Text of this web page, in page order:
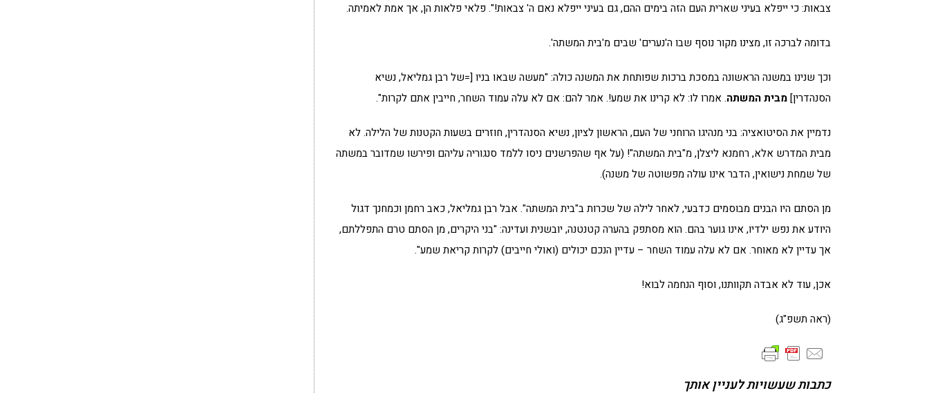
צבאות: כי ייפלא בעיני שארית העם הזה בימים ההם, גם בעיני ייפלא נאם ה' צבאות!". פלאי פלאות הן, אך אמת לאמיתה.
בדומה לברכה זו, מצינו מקור נוסף שבו ה'נערים' שבים מ'בית המשתה'.
וכך שנינו במשנה הראשונה במסכת ברכות שפותחת את המשנה כולה: "מעשה שבאו בניו [=של רבן גמליאל, נשיא
הסנהדרין]מבית המשתה. אמרו לו: לא קרינו את שמע!. אמר להם: אם לא עלה עמוד השחר, חייבין אתם לקרות".
נדמיין את הסיטואציה: בני מנהיגו הרוחני של העם, הראשון לציון, נשיא הסנהדרין, חוזרים בשעות הקטנות של הלילה. לא
מבית המדרש אלא, רחמנא ליצלן, מ"בית המשתה"! (על אף שהפרשנים ניסו ללמד סנגוריה עליהם ופירשו שמדובר במשתה
של שמחת נישואין, הדבר אינו עולה מפשוטה של משנה).
מן הסתם היו הבנים מבוסמים כדבעי, לאחר לילה של שכרות ב"בית המשתה". אבל רבן גמליאל, כאב רחמן וכמחנך דגול
היודע את נפש ילדיו, אינו גוער בהם. הוא מסתפק בהערה קטנטנה, יובשנית ועדינה: "בני היקרים, מן הסתם טרם התפללתם,
אך עדיין לא מאוחר. אם לא עלה עמוד השחר – עדיין הנכם יכולים (ואולי חייבים) לקרות קריאת שמע".
אכן, עוד לא אבדה תקוותנו, וסוף הנחמה לבוא!
(ראה תשפ"ג)
כתבות שעשויות לעניין אותך